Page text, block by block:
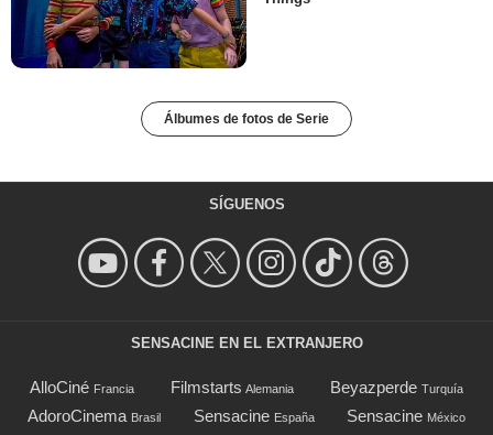
Álbumes de fotos de Serie
SÍGUENOS
SENSACINE EN EL EXTRANJERO
AlloCiné Francia Filmstarts Alemania Beyazperde Turquía
AdoroCinema Brasil Sensacine España Sensacine México